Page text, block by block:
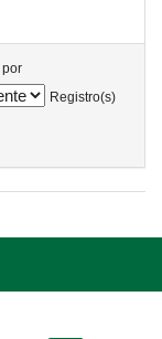
por
Registro(s)